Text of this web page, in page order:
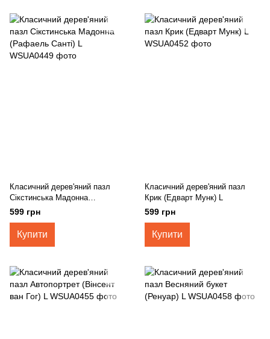
Класичний дерев'яний пазл
Сікстинська Мадонна
(Рафаель Санті) L
599 грн
Купити
Класичний дерев'яний пазл
Крик (Едварт Мунк) L
599 грн
Купити